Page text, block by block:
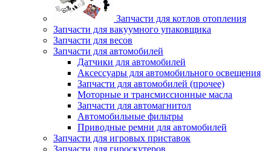
Запчасти для котлов отопления
Запчасти для вакуумного упаковщика
Запчасти для весов
Запчасти для автомобилей
Датчики для автомобилей
Аксессуары для автомобильного освещения
Запчасти для автомобилей (прочее)
Моторные и трансмиссионные масла
Запчасти для автомагнитол
Автомобильные фильтры
Приводные ремни для автомобилей
Запчасти для игровых приставок
Запчасти для гироскутеров